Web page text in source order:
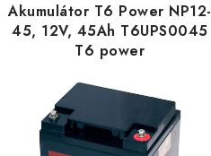
Akumulátor T6 Power NP12-
45, 12V, 45Ah T6UPS0045
T6 power